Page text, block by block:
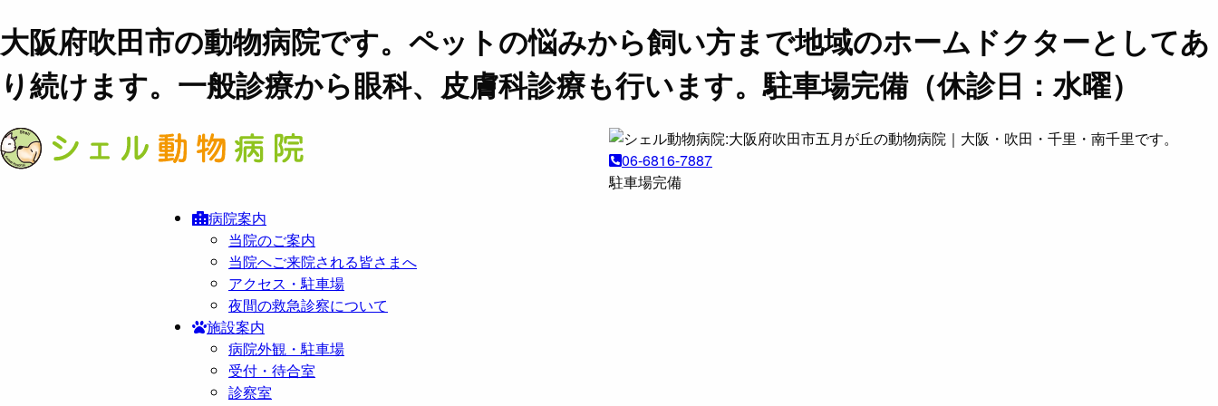
大阪府吹田市の動物病院です。ペットの悩みから飼い方まで地域のホームドクターとしてあ
り続けます。一般診療から眼科、皮膚科診療も行います。駐車場完備（休診日：水曜）
06-6816-7887
駐車場完備
病院案内
当院のご案内
当院へご来院される皆さまへ
アクセス・駐車場
夜間の救急診察について
施設案内
病院外観・駐車場
受付・待合室
診察室